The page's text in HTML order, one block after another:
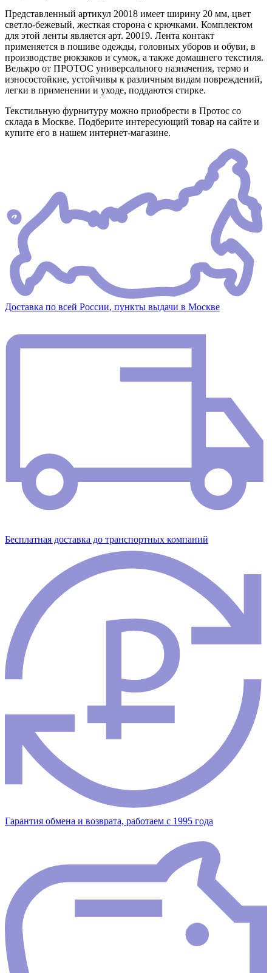
Представленный артикул 20018 имеет ширину 20 мм, цвет
светло-бежевый, жесткая сторона с крючками. Комплектом
для этой ленты является арт. 20019. Лента контакт
применяется в пошиве одежды, головных уборов и обуви, в
производстве рюкзаков и сумок, а также домашнего текстиля.
Велькро от ПРОТОС универсального назначения, термо и
износостойкие, устойчивы к различным видам повреждений,
легки в применении и уходе, поддаются стирке.
Текстильную фурнитуру можно приобрести в Протос со
склада в Москве. Подберите интересующий товар на сайте и
купите его в нашем интернет-магазине.
Доставка по всей России, пункты выдачи в Москве
Бесплатная доставка до транспортных компаний
Гарантия обмена и возврата, работаем с 1995 года